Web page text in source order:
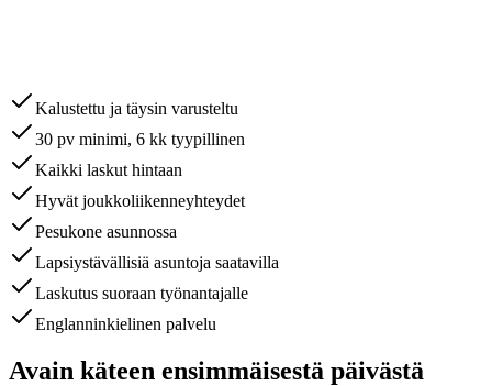
Kalustettu ja täysin varusteltu
30 pv minimi, 6 kk tyypillinen
Kaikki laskut hintaan
Hyvät joukkoliikenneyhteydet
Pesukone asunnossa
Lapsiystävällisiä asuntoja saatavilla
Laskutus suoraan työnantajalle
Englannin­kielinen palvelu
Avain käteen ensimmäisestä päivästä